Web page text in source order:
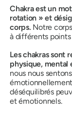
Chakra est un
rotation » et
corps. Notre
à différents
Les chakras sont
physique, mental
nous nous
déséquilibrés
et émotionnels.